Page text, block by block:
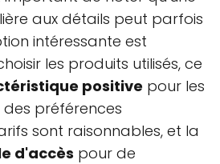
aux détails peut parfois
intéressante est
les produits utilisés, ce
positive pour les
préférences
sont raisonnables, et la
d'accès pour de